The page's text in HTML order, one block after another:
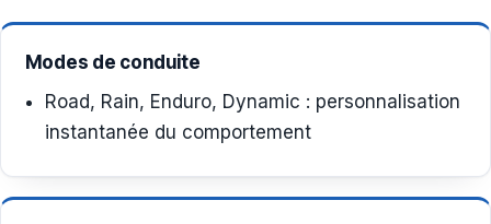
Modes de conduite
Road, Rain, Enduro, Dynamic : personnalisation
instantanée du comportement